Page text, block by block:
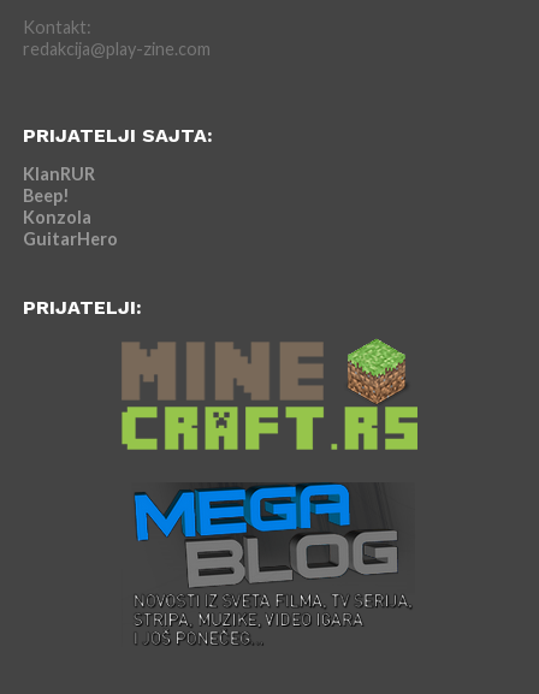
Kontakt:
redakcija@play-zine.com
PRIJATELJI SAJTA:
KlanRUR
Beep!
Konzola
GuitarHero
PRIJATELJI: